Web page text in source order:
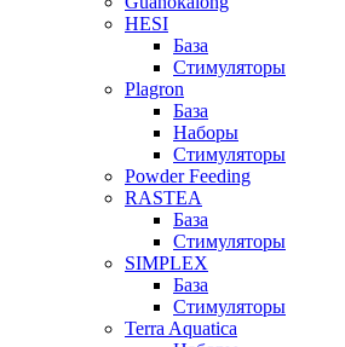
HESI
База
Стимуляторы
Plagron
База
Наборы
Стимуляторы
Powder Feeding
RASTEA
База
Стимуляторы
SIMPLEX
База
Стимуляторы
Terra Aquatica